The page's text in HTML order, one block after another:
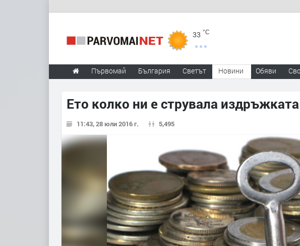
33 °C
Първомай България Светът Новини Обяви
Ето колко ни е струвала
11:43, 28 юли 2016 г. 5,495